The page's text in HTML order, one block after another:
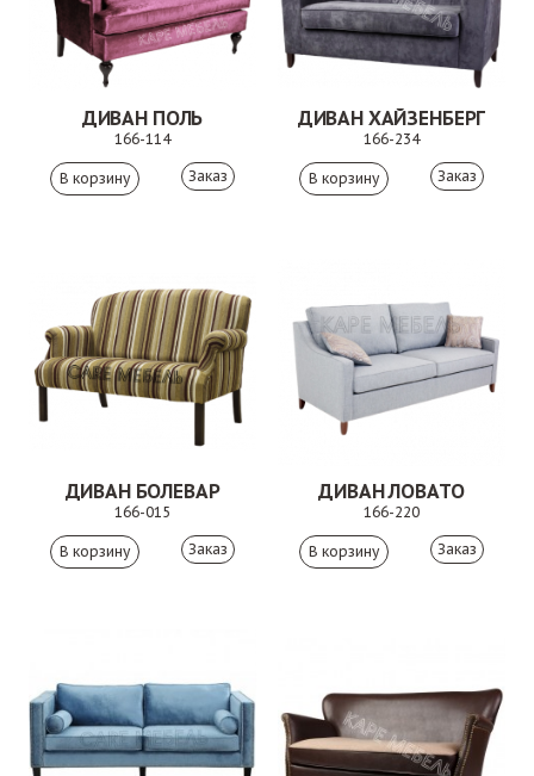
ДИВАН ПОЛЬ
166-114
Заказ
ДИВАН ХАЙЗЕНБЕРГ
166-234
Заказ
ДИВАН БОЛЕВАР
166-015
Заказ
ДИВАН ЛОВАТО
166-220
Заказ